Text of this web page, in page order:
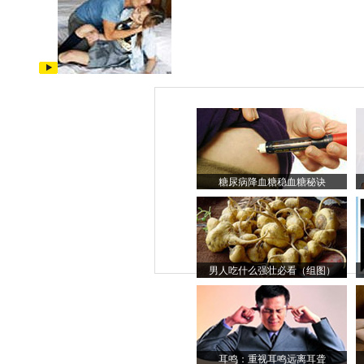
糖尿病降血糖稳血糖秘诀
男人吃什么强壮必看（组图）
耳鸣：重视耳鸣远离耳聋